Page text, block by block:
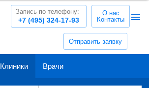
Отправить заявку
+7 (495) 324-17-93
Запись по телефону:
О нас
Контакты
Клиники Врачи